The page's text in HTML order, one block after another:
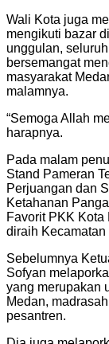
Wali Kota juga
mengikuti bazar
unggulan,
bersemangat
masyarakat
malamnya.
“Semoga Allah
harapnya.
Pada malam
Stand Pameran
Perjuangan dan
Ketahanan
Favorit PKK Kota
diraih Kecamatan
Sebelumnya
Sofyan
yang merupakan
Medan,
pesantren.